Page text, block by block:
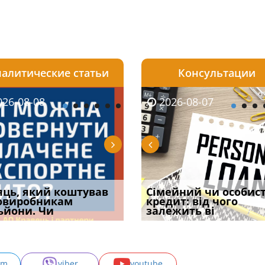
06
встановив для
шкоди
2026-08-06
Документи, на яких не
проставляється
апостиль: пер
статьи
08-08
який коштував
Чи
2026-08-07
Огляд практики ВС від
Ростислава Кравця, що
опублі
Консультации
2026-08-05
потрібна ФОП
у 2026 році:
засто
2026-08-07
Сімейний чи
кредит: від чого
залежить ві
2026-07-30
Восьмий ААС
підтвердив, що
може скас